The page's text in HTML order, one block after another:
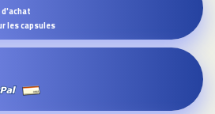
les capsules